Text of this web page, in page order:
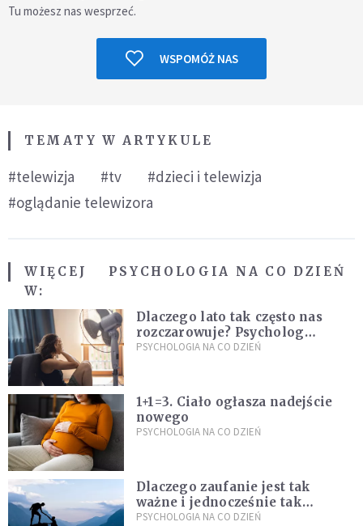
Tu możesz nas wesprzeć.
WSPOMÓŻ NAS
TEMATY W ARTYKULE
#telewizja #tv
#dzieci i telewizja
#oglądanie telewizora
WIĘCEJ
W:
PSYCHOLOGIA NA CO DZIEŃ
Dlaczego lato tak często nas
rozczarowuje? Psycholog
wyjaśnia, skąd bierze się presja
PSYCHOLOGIA NA CO DZIEŃ
1+1=3. Ciało ogłasza nadejście
nowego
PSYCHOLOGIA NA CO DZIEŃ
Dlaczego zaufanie jest tak
ważne i jednocześnie tak
trudne?
PSYCHOLOGIA NA CO DZIEŃ